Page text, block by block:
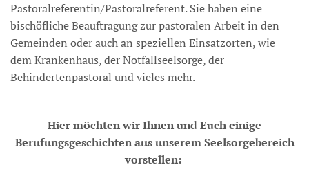
Pastoralreferentin/Pastoralreferent. Sie haben eine
bischöfliche Beauftragung zur pastoralen Arbeit in den
Gemeinden oder auch an speziellen Einsatzorten, wie
dem Krankenhaus, der Notfallseelsorge, der
Behindertenpastoral und vieles mehr.
Hier möchten wir Ihnen und Euch einige
Berufungsgeschichten aus unserem Seelsorgebereich
vorstellen: